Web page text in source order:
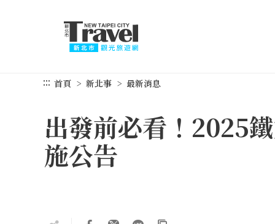
::: 首頁 新北事 最新消息
出發前必看！2025
施公告